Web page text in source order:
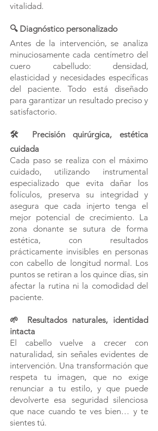
vitalidad.
🔍 Diagnóstico personalizado
Antes de la intervención, se analiza
minuciosamente cada centímetro del
cuero cabelludo: densidad,
elasticidad y necesidades específicas
del paciente. Todo está diseñado
para garantizar un resultado preciso y
satisfactorio.
🛠️ Precisión quirúrgica, estética
cuidada
Cada paso se realiza con el máximo
cuidado, utilizando instrumental
especializado que evita dañar los
folículos, preserva su integridad y
asegura que cada injerto tenga el
mejor potencial de crecimiento. La
zona donante se sutura de forma
estética, con resultados
prácticamente invisibles en personas
con cabello de longitud normal. Los
puntos se retiran a los quince días, sin
afectar la rutina ni la comodidad del
paciente.
🌱 Resultados naturales, identidad
intacta
El cabello vuelve a crecer con
naturalidad, sin señales evidentes de
intervención. Una transformación que
respeta tu imagen, que no exige
renunciar a tu estilo, y que puede
devolverte esa seguridad silenciosa
que nace cuando te ves bien… y te
sientes tú.